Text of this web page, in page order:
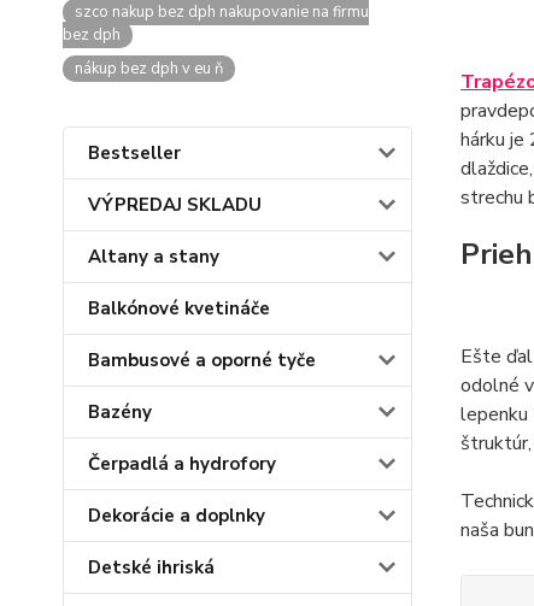
szco nakup bez dph nakupovanie na firmu
bez dph
nákup bez dph v eu ň
Bestseller
VÝPREDAJ SKLADU
Altany a stany
Balkónové kvetináče
Bambusové a oporné tyče
Bazény
Čerpadlá a hydrofory
Dekorácie a doplnky
Detské ihriská
hárku je
strechu
Ešte
odolné
lepenku
naša